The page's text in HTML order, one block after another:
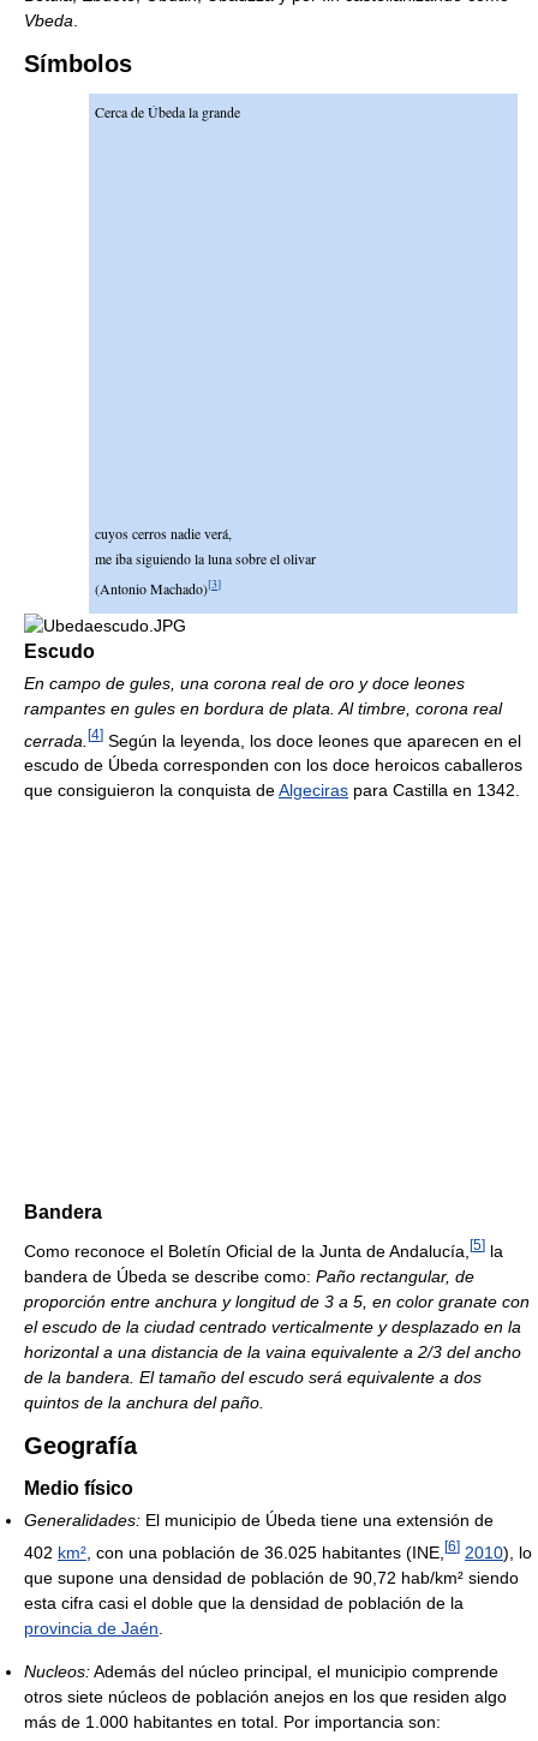
Vbeda
Símbolos
Cerca de Úbeda la grande
cuyos cerros nadie verá,
me iba siguiendo la luna sobre el olivar
(Antonio Machado)[3]
Escudo
En campo de gules, una corona real de oro y doce leones
rampantes en gules en bordura de plata. Al timbre, corona real
cerrada. [4] Según la leyenda, los doce leones que aparecen en el
escudo de Úbeda corresponden con los doce heroicos caballeros
que consiguieron la conquista deAlgeciras para Castilla en 1342.
Bandera
Como reconoce el Boletín Oficial de la Junta de Andalucía, [5] la
bandera de Úbeda se describe como: Paño rectangular, de
proporción entre anchura y longitud de 3 a 5, en color granate con
el escudo de la ciudad centrado verticalmente y desplazado en la
horizontal a una distancia de la vaina equivalente a 2/3 del ancho
de la bandera. El tamaño del escudo será equivalente a dos
quintos de la anchura del paño.
Geografía
Medio físico
Generalidades: El municipio de Úbeda tiene una extensión de
402 km² , con una población de 36.025 habitantes (INE, [6] 2010), lo
que supone una densidad de población de 90,72 hab/km² siendo
esta cifra casi el doble que la densidad de población de la
provincia de Jaén
Nucleos:Además del núcleo principal, el municipio comprende
otros siete núcleos de población anejos en los que residen algo
más de 1.000 habitantes en total. Por importancia son: